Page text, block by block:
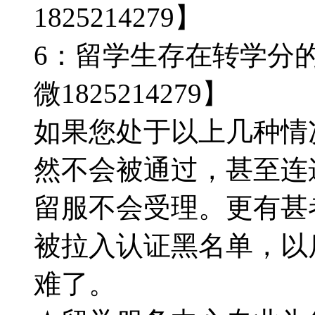
1825214279】
6：留学生存在转学分
微1825214279】
如果您处于以上几种
然不会被通过，甚至
留服不会受理。更有
被拉入认证黑名单，
难了。